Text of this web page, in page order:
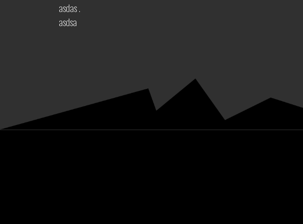
asdas .
asdsa